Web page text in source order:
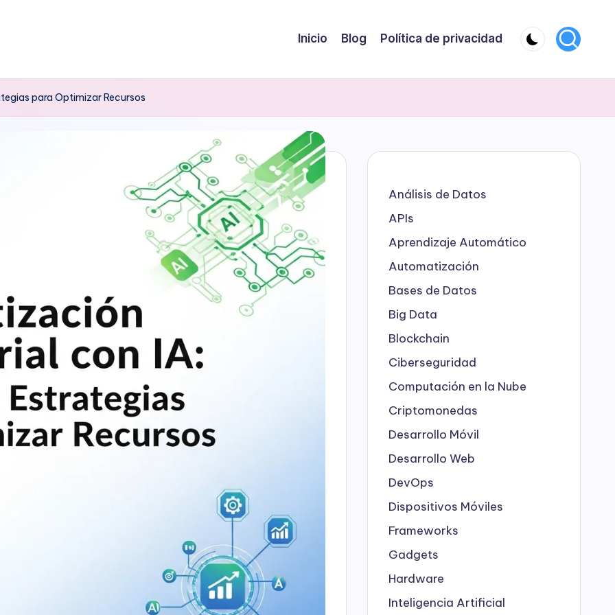
Inicio Blog Política de privacidad
para Optimizar Recursos
Análisis de Datos
APIs
Aprendizaje Automático
Automatización
Bases de Datos
Big Data
Blockchain
Ciberseguridad
Computación en la Nube
Criptomonedas
Desarrollo Móvil
Desarrollo Web
DevOps
Dispositivos Móviles
Frameworks
Gadgets
Hardware
Inteligencia Artificial